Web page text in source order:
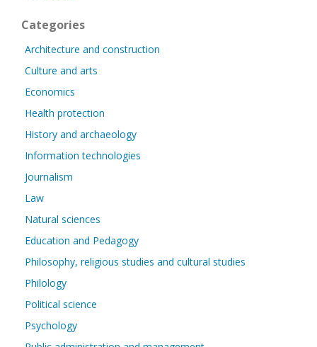
Categories
Architecture and construction
Culture and arts
Economics
Health protection
History and archaeology
Information technologies
Journalism
Law
Natural sciences
Education and Pedagogy
Philosophy, religious studies and cultural studies
Philology
Political science
Psychology